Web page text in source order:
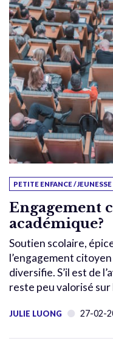
PETITE ENFANCE / JEUNESSE
Engagement
académique?
Soutien scolaire,
l’engagement
diversifie. S’il est de
reste peu valorisé
JULIE LUONG 27-02-